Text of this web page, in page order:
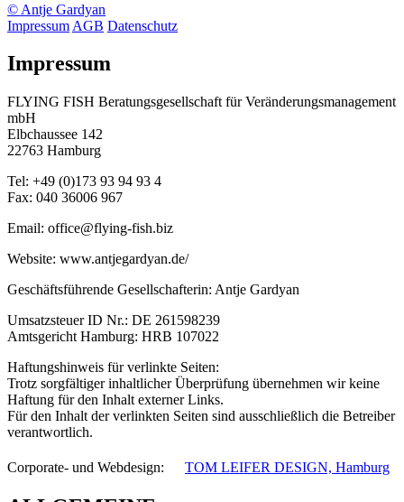
© Antje Gardyan
Impressum AGB Datenschutz
Impressum
FLYING FISH Beratungsgesellschaft für Veränderungsmanagement
mbH
Elbchaussee 142
22763 Hamburg
Tel: +49 (0)173 93 94 93 4
Fax: 040 36006 967
Email: office@flying-fish.biz
Website: www.antjegardyan.de/
Geschäftsführende Gesellschafterin: Antje Gardyan
Umsatzsteuer ID Nr.: DE 261598239
Amtsgericht Hamburg: HRB 107022
Haftungshinweis für verlinkte Seiten:
Trotz sorgfältiger inhaltlicher Überprüfung übernehmen wir keine
Haftung für den Inhalt externer Links.
Für den Inhalt der verlinkten Seiten sind ausschließlich die Betreiber
verantwortlich.
Corporate- und Webdesign: ﾠ TOM LEIFER DESIGN, Hamburg